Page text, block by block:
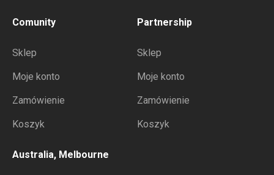
Comunity
Sklep
Moje konto
Zamówienie
Koszyk
Partnership
Sklep
Moje konto
Zamówienie
Koszyk
Australia, Melbourne